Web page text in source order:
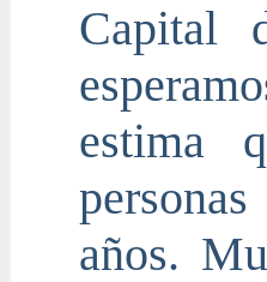
Capital
estima
años.